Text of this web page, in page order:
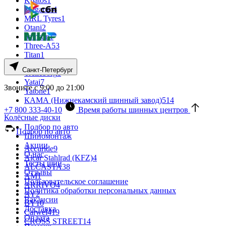
Megarun4
MRL Tyres1
Otani2
Samson1
Three-A53
Titan1
Trelleborg1
Yatai7
Yatone1
КАМА (Нижнекамский шинный завод)514
Колёсные диски
Подбор по авто
Accuride9
Alcar Stahlrad (KFZ)4
ALCASTA38
AM1
ARRIVO4
AY2
BY10
Carwel419
CROSS STREET14
Санкт-Петербург
Звоните с 9:00 до 21:00
+7 800 333-40-10
Время работы шинных центров
Подбор по авто
Шиномонтаж
Акции
О нас
Тесты шин
Отзывы
Пользовательское соглашение
Политика обработки персональных данных
Вакансии
Доставка
Оплата